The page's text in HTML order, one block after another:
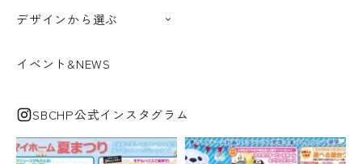
デザインから選ぶ
イベント&NEWS
SBCHP公式インスタグラム